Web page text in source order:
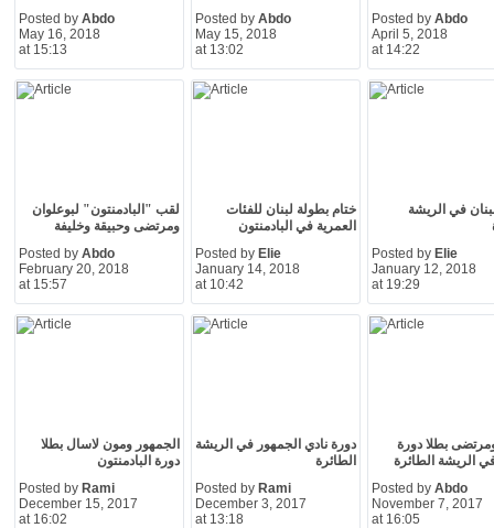
Posted by Abdo
May 16, 2018
at 15:13
Posted by Abdo
May 15, 2018
at 13:02
Posted by Abdo
April 5, 2018
at 14:22
لقب "البادمنتون" لبوعلوان
ومرتضى وحبيقة وخليفة
Posted by Abdo
February 20, 2018
at 15:57
ختام بطولة لبنان للفئات
العمرية في البادمنتون
Posted by Elie
January 14, 2018
at 10:42
في الريشة
Posted by Elie
January 12, 2018
at 19:29
الجمهور ومون لاسال بطلا
دورة البادمنتون
Posted by Rami
December 15, 2017
at 16:02
دورة نادي الجمهور في الريشة
الطائرة
Posted by Rami
December 3, 2017
at 13:18
بطلا دورة
الريشة الطائرة
Posted by Abdo
November 7, 2017
at 16:05